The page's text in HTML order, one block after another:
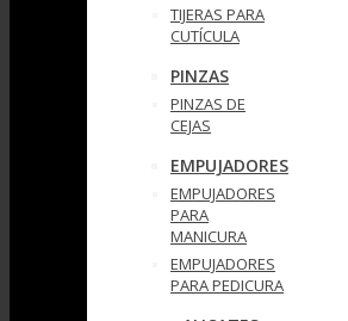
TIJERAS PARA
CUTÍCULA
PINZAS
PINZAS DE
CEJAS
EMPUJADORES
EMPUJADORES
PARA
MANICURA
EMPUJADORES
PARA PEDICURA